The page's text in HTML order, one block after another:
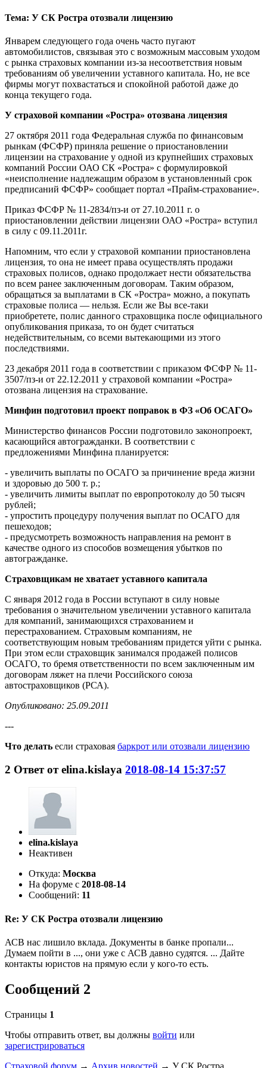
Тема: У СК Ростра отозвали лицензию
Январем следующего года очень часто пугают
автомобилистов, связывая это с возможным массовым уходом
с рынка страховых компании из-за несоответствия новым
требованиям об увеличении уставного капитала. Но, не все
фирмы могут похвастаться и спокойной работой даже до
конца текущего года.
У страховой компании «Ростра» отозвана лицензия
27 октября 2011 года Федеральная служба по финансовым
рынкам (ФСФР) приняла решение о приостановлении
лицензии на страхование у одной из крупнейших страховых
компаний России ОАО СК «Ростра» с формулировкой
«неисполнение надлежащим образом в установленный срок
предписаний ФСФР» сообщает портал «Прайм-страхование».
Приказ ФСФР № 11-2834/пз-и от 27.10.2011 г. о
приостановлении действии лицензии ОАО «Ростра» вступил
в силу с 09.11.2011г.
Напомним, что если у страховой компании приостановлена
лицензия, то она не имеет права осуществлять продажи
страховых полисов, однако продолжает нести обязательства
по всем ранее заключенным договорам. Таким образом,
обращаться за выплатами в СК «Ростра» можно, а покупать
страховые полиса — нельзя. Если же Вы все-таки
приобретете, полис данного страховщика после официального
опубликования приказа, то он будет считаться
недействительным, со всеми вытекающими из этого
последствиями.
23 декабря 2011 года в соответствии с приказом ФСФР № 11-
3507/пз-и от 22.12.2011 у страховой компании «Ростра»
отозвана лицензия на страхование.
Минфин подготовил проект поправок в ФЗ «Об ОСАГО»
Министерство финансов России подготовило законопроект,
касающийся автогражданки. В соответствии с
предложениями Минфина планируется:
- увеличить выплаты по ОСАГО за причинение вреда жизни
и здоровью до 500 т. р.;
- увеличить лимиты выплат по европротоколу до 50 тысяч
рублей;
- упростить процедуру получения выплат по ОСАГО для
пешеходов;
- предусмотреть возможность направления на ремонт в
качестве одного из способов возмещения убытков по
автогражданке.
Страховщикам не хватает уставного капитала
С января 2012 года в России вступают в силу новые
требования о значительном увеличении уставного капитала
для компаний, занимающихся страхованием и
перестрахованием. Страховым компаниям, не
соответствующим новым требованиям придется уйти с рынка.
При этом если страховщик занимался продажей полисов
ОСАГО, то бремя ответственности по всем заключенным им
договорам ляжет на плечи Российского союза
автостраховщиков (РСА).
Опубликовано: 25.09.2011
---
Что делать если страховая баркрот или отозвали лицензию
2 Ответ отelina.kislaya 2018-08-14 15:37:57
elina.kislaya
Неактивен
Откуда: Москва
На форуме с 2018-08-14
Сообщений: 11
Re: У СК Ростра отозвали лицензию
АСВ нас лишило вклада. Документы в банке пропали...
Думаем пойти в ..., они уже с АСВ давно судятся. ... Дайте
контакты юристов на прямую если у кого-то есть.
Сообщений 2
Страницы 1
Чтобы отправить ответ, вы должны войти или
зарегистрироваться
Страховой форум → Архив новостей → У СК Ростра